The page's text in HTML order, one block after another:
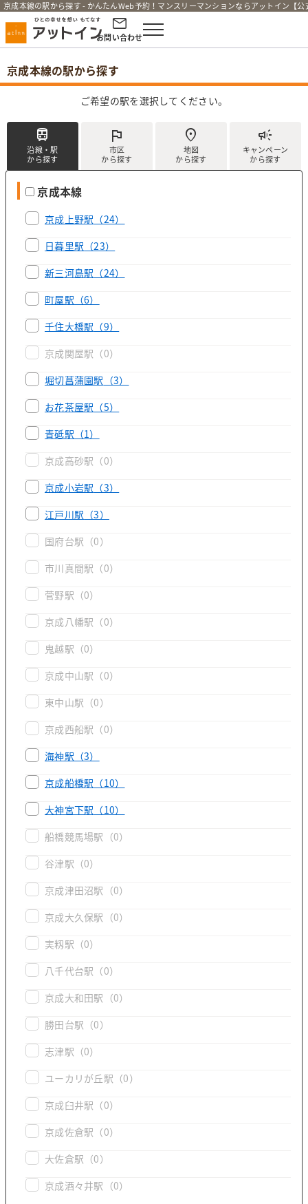
京成本線の駅から探す - かんたんWeb予約！マンスリーマンションならアットイン【公
お問い合わせ
京成本線の駅から探す
ご希望の駅を選択してください。
train
沿線・駅
から探す
flag
市区
から探す
location_on
地図
から探す
campaign
キャンペーン
から探す
京成本線
京成上野駅 （24）
日暮里駅 （23）
新三河島駅 （24）
町屋駅 （6）
千住大橋駅 （9）
京成関屋駅 （0）
堀切菖蒲園駅 （3）
お花茶屋駅 （5）
青砥駅 （1）
京成高砂駅 （0）
京成小岩駅 （3）
江戸川駅 （3）
国府台駅 （0）
市川真間駅 （0）
菅野駅 （0）
京成八幡駅 （0）
鬼越駅 （0）
京成中山駅 （0）
東中山駅 （0）
京成西船駅 （0）
海神駅 （3）
京成船橋駅 （10）
大神宮下駅 （10）
船橋競馬場駅 （0）
谷津駅 （0）
京成津田沼駅 （0）
京成大久保駅 （0）
実籾駅 （0）
八千代台駅 （0）
京成大和田駅 （0）
勝田台駅 （0）
志津駅 （0）
ユーカリが丘駅 （0）
京成臼井駅 （0）
京成佐倉駅 （0）
大佐倉駅 （0）
京成酒々井駅 （0）